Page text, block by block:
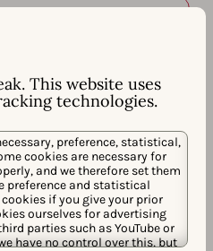
This website uses
technologies.
preference, statistical,
cookies are necessary for
and we therefore set them
preference and statistical
if you give your prior
ourselves for advertising
parties such as YouTube or
have no control over this, but
Acquisition
超固态